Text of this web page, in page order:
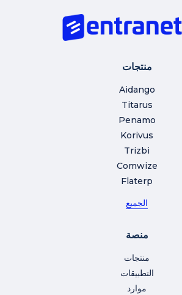
منتجات
Aidango
Titarus
Penamo
Korivus
Trizbi
Comwize
Flaterp
الجميع
منصة
منتجات
التطبيقات
موارد